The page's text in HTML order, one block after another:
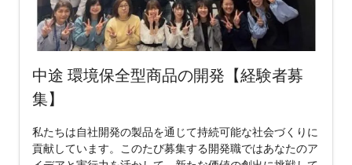
中途 環境保全型商品の開発【経験者募
集】
私たちは自社開発の製品を通じて持続可能な社会づくりに
貢献しています。このたび募集する開発職ではあなたのア